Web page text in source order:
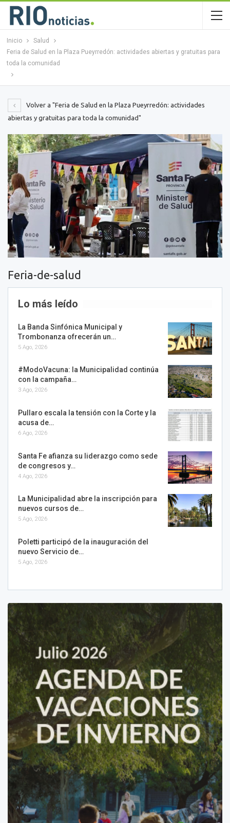
Inicio
Salud
Feria de Salud en la Plaza Pueyrredón: actividades abiertas y gratuitas para
toda la comunidad
Volver a "Feria de Salud en la Plaza Pueyrredón: actividades
abiertas y gratuitas para toda la comunidad"
Feria-de-salud
Lo más leído
La Banda Sinfónica Municipal y
Trombonanza ofrecerán un…
5 Ago, 2026
#ModoVacuna: la Municipalidad continúa
con la campaña…
3 Ago, 2026
Pullaro escala la tensión con la Corte y la
acusa de…
6 Ago, 2026
Santa Fe afianza su liderazgo como sede
de congresos y…
4 Ago, 2026
La Municipalidad abre la inscripción para
nuevos cursos de…
5 Ago, 2026
Poletti participó de la inauguración del
nuevo Servicio de…
5 Ago, 2026